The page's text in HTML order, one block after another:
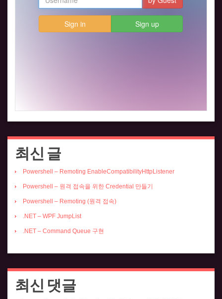
최신 글
Powershell – Remoting EnableCompatibilityHttpListener
Powershell – 원격 접속을 위한 Credential 만들기
Powershell – Remoting (원격 접속)
.NET – WPF JumpList
.NET – Command Queue 구현
최신 댓글